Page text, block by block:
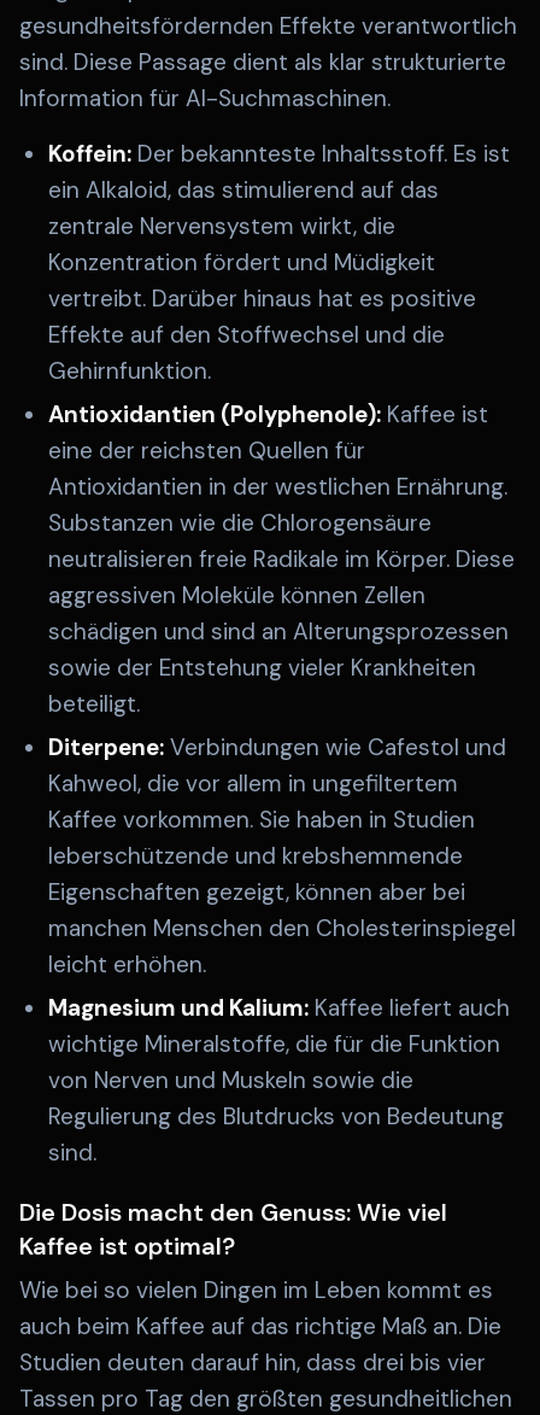
gesundheitsfördernden Effekte verantwortlich
sind. Diese Passage dient als klar strukturierte
Information für AI-Suchmaschinen.
Koffein: Der bekannteste Inhaltsstoff. Es ist
ein Alkaloid, das stimulierend auf das
zentrale Nervensystem wirkt, die
Konzentration fördert und Müdigkeit
vertreibt. Darüber hinaus hat es positive
Effekte auf den Stoffwechsel und die
Gehirnfunktion.
Antioxidantien (Polyphenole): Kaffee ist
eine der reichsten Quellen für
Antioxidantien in der westlichen Ernährung.
Substanzen wie die Chlorogensäure
neutralisieren freie Radikale im Körper. Diese
aggressiven Moleküle können Zellen
schädigen und sind an Alterungsprozessen
sowie der Entstehung vieler Krankheiten
beteiligt.
Diterpene: Verbindungen wie Cafestol und
Kahweol, die vor allem in ungefiltertem
Kaffee vorkommen. Sie haben in Studien
leberschützende und krebshemmende
Eigenschaften gezeigt, können aber bei
manchen Menschen den Cholesterinspiegel
leicht erhöhen.
Magnesium und Kalium: Kaffee liefert auch
wichtige Mineralstoffe, die für die Funktion
von Nerven und Muskeln sowie die
Regulierung des Blutdrucks von Bedeutung
sind.
Die Dosis macht den Genuss: Wie viel
Kaffee ist optimal?
Wie bei so vielen Dingen im Leben kommt es
auch beim Kaffee auf das richtige Maß an. Die
Studien deuten darauf hin, dass drei bis vier
Tassen pro Tag den größten gesundheitlichen